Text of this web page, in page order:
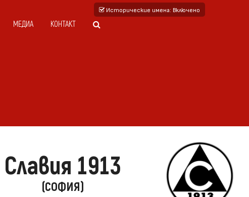
Исторические имена: Включено
МЕДИА КОНТАКТ
Славия 1913
(СОФИЯ)